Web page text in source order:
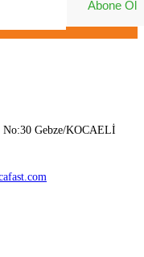
No:30 Gebze/KOCAELİ